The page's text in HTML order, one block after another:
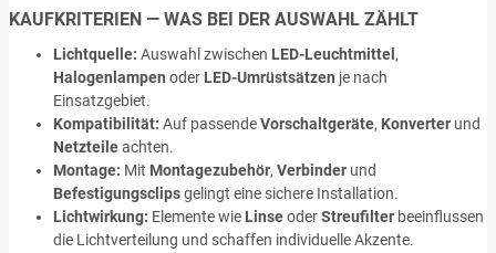
KAUFKRITERIEN — WAS BEI DER AUSWAHL ZÄHLT
Lichtquelle: Auswahl zwischen LED-Leuchtmittel ,
Halogenlampen oder LED-Umrüstsätzen je nach
Einsatzgebiet.
Kompatibilität: Auf passendeVorschaltgeräte, Konverter und
Netzteileachten.
Montage: Mit Montagezubehör, Verbinder und
Befestigungsclipsgelingt eine sichere Installation.
Lichtwirkung: Elemente wie LinseoderStreufilter beeinflussen
die Lichtverteilung und schaffen individuelle Akzente.